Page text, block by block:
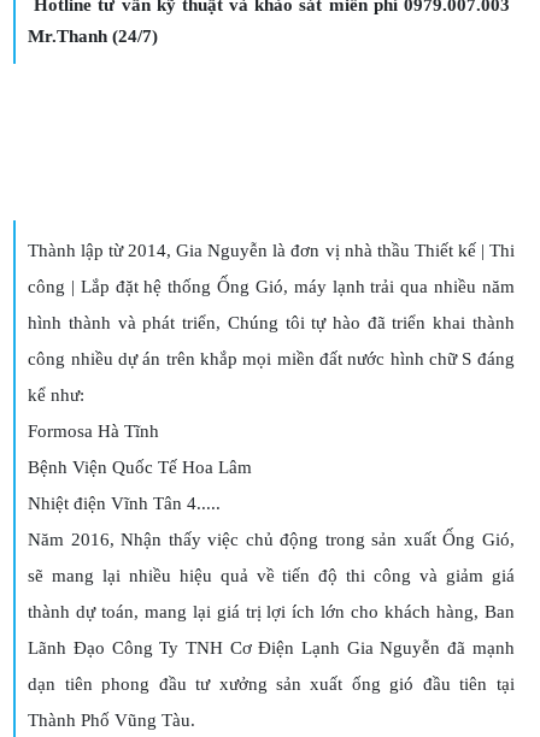
Hotline tư vấn kỹ thuật và khảo sát miễn phí 0979.007.003
Mr.Thanh (24/7)
Thành lập từ 2014, Gia Nguyễn là đơn vị nhà thầu Thiết kế | Thi
công | Lắp đặt hệ thống Ống Gió, máy lạnh trải qua nhiều năm
hình thành và phát triển, Chúng tôi tự hào đã triển khai thành
công nhiều dự án trên khắp mọi miền đất nước hình chữ S đáng
kể như:
Formosa Hà Tĩnh
Bệnh Viện Quốc Tế Hoa Lâm
Nhiệt điện Vĩnh Tân 4.....
Năm 2016, Nhận thấy việc chủ động trong sản xuất Ống Gió,
sẽ mang lại nhiều hiệu quả về tiến độ thi công và giảm giá
thành dự toán, mang lại giá trị lợi ích lớn cho khách hàng, Ban
Lãnh Đạo Công Ty TNH Cơ Điện Lạnh Gia Nguyễn đã mạnh
dạn tiên phong đầu tư xưởng sản xuất ống gió đầu tiên tại
Thành Phố Vũng Tàu.